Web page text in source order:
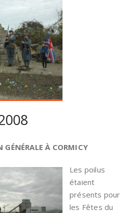
À CORMICY
Les poilus
étaient
présents pour
les Fêtes du